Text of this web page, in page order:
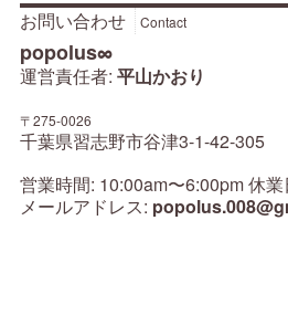
お問い合わせ Contact
popolus∞
運営責任者: 平山かおり
〒275-0026
千葉県習志野市谷津3-1-42-305
営業時間: 10:00am〜6:00pm 休
メールアドレス: